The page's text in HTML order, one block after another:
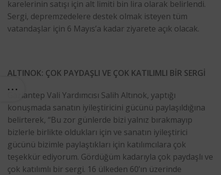
karelerinin satışı için alt limiti bin lira olarak belirlendi.
Sergi, depremzedelere destek olmak isteyen tüm
vatandaşlar için 6 Mayıs’a kadar ziyarete açık olacak.
ALTINOK: ÇOK PAYDAŞLI VE ÇOK KATILIMLI BİR SERGİ
Gaziantep Vali Yardımcısı Salih Altınok, yaptığı
konuşmada sanatın iyileştiricini gücünü paylaşıldığına
belirterek, “Bu zor günlerde bizi yalnız bırakmayıp
bizlerle birlikte oldukları için ve sanatın iyileştirici
gücünü bizimle paylaştıkları için katılımcılara çok
teşekkür ediyorum. Gördüğüm kadarıyla çok paydaşlı ve
çok katılımlı bir sergi. 16 ülkeden 60’ın üzerinde